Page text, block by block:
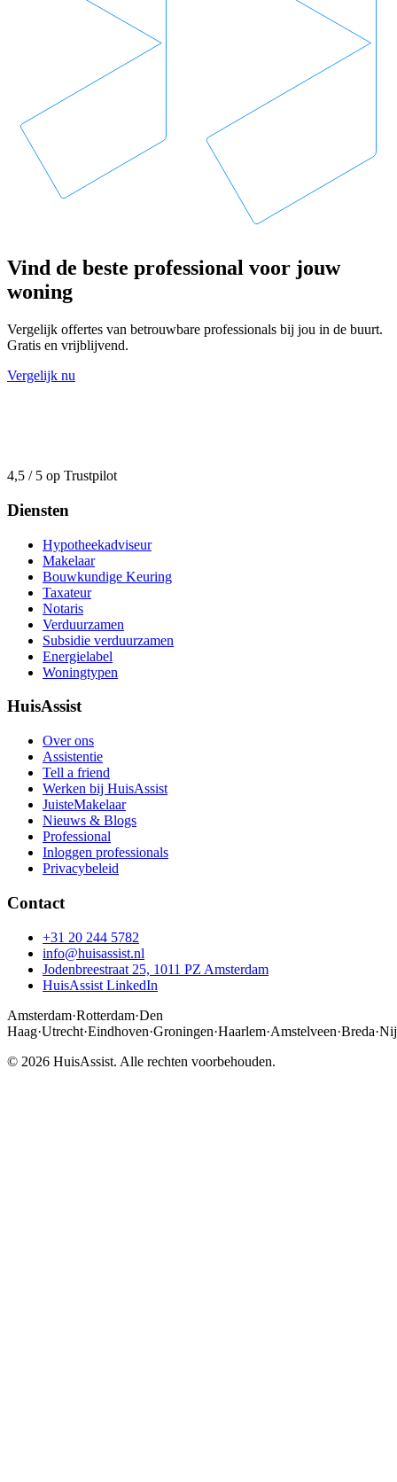
Vind de beste professional voor jouw
woning
Vergelijk offertes van betrouwbare professionals bij jou in de buurt.
Gratis en vrijblijvend.
Vergelijk nu
4,5 / 5 op Trustpilot
Diensten
Hypotheekadviseur
Makelaar
Bouwkundige Keuring
Taxateur
Notaris
Verduurzamen
Subsidie verduurzamen
Energielabel
Woningtypen
HuisAssist
Over ons
Assistentie
Tell a friend
Werken bij HuisAssist
JuisteMakelaar
Nieuws & Blogs
Professional
Inloggen professionals
Privacybeleid
Contact
+31 20 244 5782
info@huisassist.nl
Jodenbreestraat 25, 1011 PZ Amsterdam
HuisAssist LinkedIn
Amsterdam·Rotterdam·Den
Haag·Utrecht·Eindhoven·Groningen·Haarlem·Amstelveen·Breda·
© 2026 HuisAssist. Alle rechten voorbehouden.